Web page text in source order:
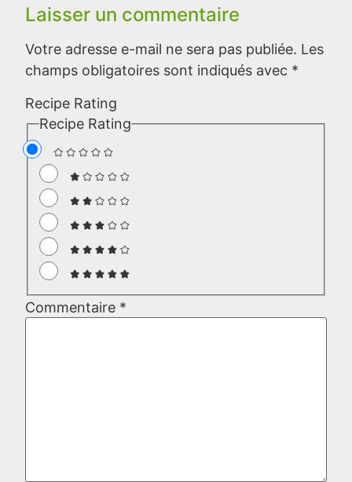
Laisser un commentaire
Votre adresse e-mail ne sera pas publiée. Les
champs obligatoires sont indiqués avec *
Recipe Rating
Recipe Rating
Commentaire *